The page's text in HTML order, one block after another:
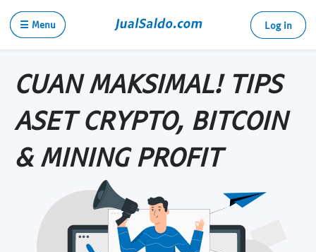
☰ Menu Log in
CUAN MAKSIMAL! TIPS
ASET CRYPTO, BITCOIN
& MINING PROFIT